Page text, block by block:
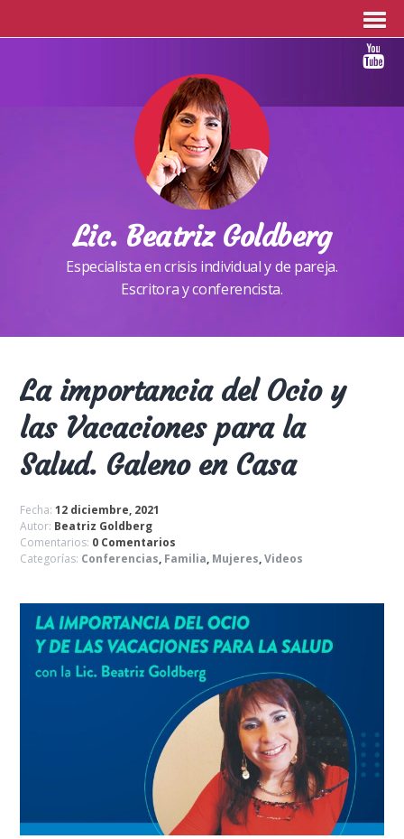
Lic. Beatriz Goldberg
Especialista en crisis individual y de pareja.
Escritora y conferencista.
La importancia del Ocio y
las Vacaciones para la
Salud. Galeno en Casa
Fecha:12 diciembre, 2021
Autor: Beatriz Goldberg
Comentarios: 0 Comentarios
Categorías: Conferencias, Familia, Mujeres,Videos